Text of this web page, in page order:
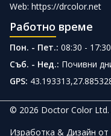
Web: https://drcolor.net
Работно време
Пон. - Пет.: 08:30 - 17:30
Съб. - Нед.: Почивни
GPS:
© 2026 Doctor Color Ltd.
Изработка & Дизайн от